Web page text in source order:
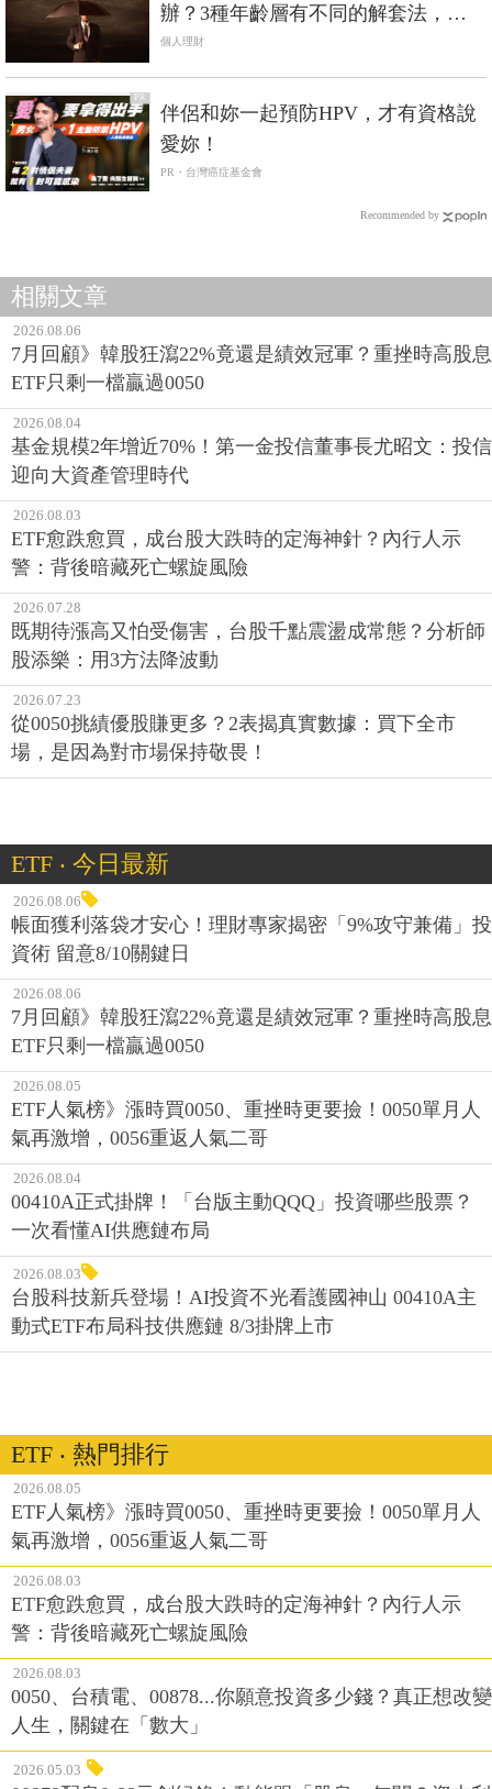
辦？3種年齡層有不同的解套法，年
輕人要珍惜熊市
個人理財
PR
伴侶和妳一起預防HPV，才有資格說
愛妳！
PR・台灣癌症基金會
Recommended by
相關文章
2026.08.06
7月回顧》韓股狂瀉22%竟還是績效冠軍？重挫時高股息
ETF只剩一檔贏過0050
2026.08.04
基金規模2年增近70%！第一金投信董事長尤昭文：投信
迎向大資產管理時代
2026.08.03
ETF愈跌愈買，成台股大跌時的定海神針？內行人示
警：背後暗藏死亡螺旋風險
2026.07.28
既期待漲高又怕受傷害，台股千點震盪成常態？分析師
股添樂：用3方法降波動
2026.07.23
從0050挑績優股賺更多？2表揭真實數據：買下全市
場，是因為對市場保持敬畏！
ETF ‧ 今日最新
2026.08.06
帳面獲利落袋才安心！理財專家揭密「9%攻守兼備」投
資術 留意8/10關鍵日
2026.08.06
7月回顧》韓股狂瀉22%竟還是績效冠軍？重挫時高股息
ETF只剩一檔贏過0050
2026.08.05
ETF人氣榜》漲時買0050、重挫時更要撿！0050單月人
氣再激增，0056重返人氣二哥
2026.08.04
00410A正式掛牌！「台版主動QQQ」投資哪些股票？
一次看懂AI供應鏈布局
2026.08.03
台股科技新兵登場！AI投資不光看護國神山 00410A主
動式ETF布局科技供應鏈 8/3掛牌上市
ETF ‧ 熱門排行
2026.08.05
ETF人氣榜》漲時買0050、重挫時更要撿！0050單月人
氣再激增，0056重返人氣二哥
2026.08.03
ETF愈跌愈買，成台股大跌時的定海神針？內行人示
警：背後暗藏死亡螺旋風險
2026.08.03
0050、台積電、00878...你願意投資多少錢？真正想改變
人生，關鍵在「數大」
2026.05.03